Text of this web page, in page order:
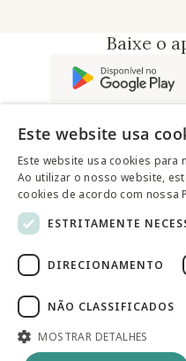
Baixe o
Somos uma
© 2025 Westwing Comércio
Av. Queiroz Filho, 1700 -
São Paulo
Este website usa
Este website usa cookies para
Ao utilizar o nosso website,
cookies de acordo com nossa
ESTRITAMENTE
DIRECIONAMENTO
NÃO CLASSIFICADOS
MOSTRAR DETALHES